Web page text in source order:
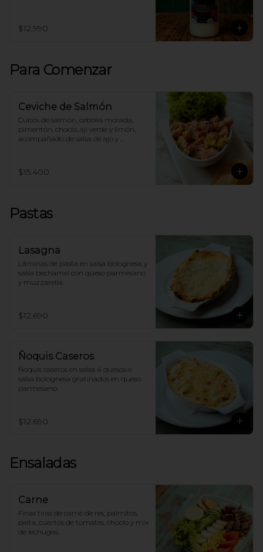
$12.990
Para Comenzar
Ceviche de Salmón
Cubos de salmón, cebolla morada,
pimentón, choclo, ají verde y limón,
acompañado de salsa de ajo y
$15.400
Pastas
Lasagna
Láminas de pasta en salsa bolognesa y
salsa bechamel con queso parmesano
y muzzarella.
$12.690
Ñoquis Caseros
Ñoquis caseros en salsa 4 quesos o
salsa bolognesa gratinados en queso
parmesano.
$12.690
Ensaladas
Carne
Finas tiras de carne de res, palmitos,
palta, cuartos de tomates, choclo y mix
de lechugas.